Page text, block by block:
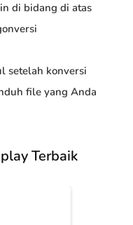
di bidang di atas
setelah konversi
file yang Anda
Terbaik